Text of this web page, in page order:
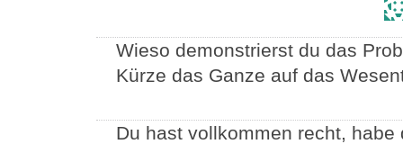
Wieso demonstrierst du das
Kürze das Ganze auf das
Du hast vollkommen recht,